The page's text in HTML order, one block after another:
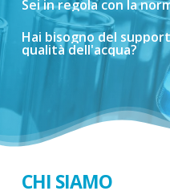
Seiinregola con la
Hai bisognodel
qualitàdell'acqua?
CHI SIAMO